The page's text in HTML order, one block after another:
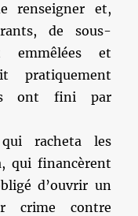
renseigner et,
de sous-
emmêlées et
pratiquement
ils ont fini par
racheta les
qui financèrent
d’ouvrir un
crime contre